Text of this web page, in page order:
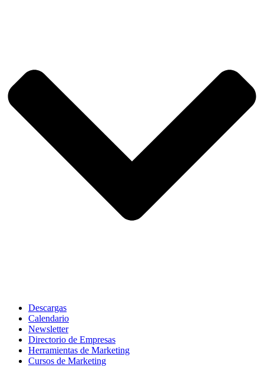
Descargas
Calendario
Newsletter
Directorio de Empresas
Herramientas de Marketing
Cursos de Marketing